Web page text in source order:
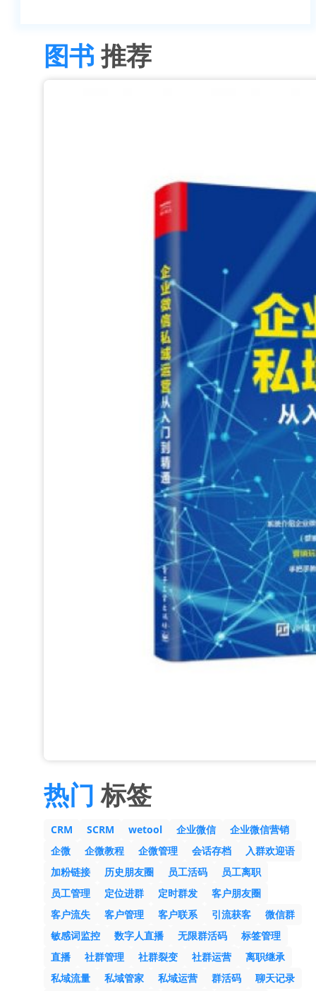
图书推荐
热门 标签
CRM SCRM wetool 企业微信
企业微信营销
企微
企微教程 企微管理 会话存档
入群欢迎语
加粉链接
历史朋友圈 员工活码
员工离职
员工管理
定位进群 定时群发
客户朋友圈
客户流失
客户管理 客户联系 引流获客
微信群
敏感词监控
数字人直播 无限群活码
标签管理
直播
社群管理 社群裂变 社群运营
离职继承
私域流量
私域管家 私域运营 群活码
聊天记录